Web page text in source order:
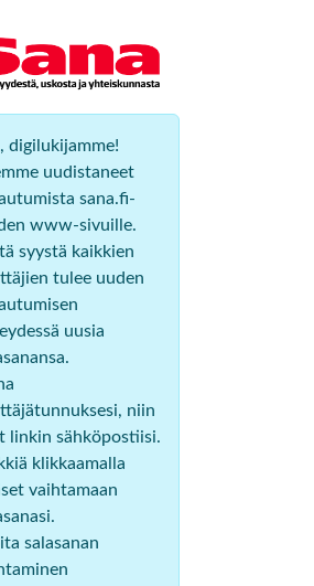
digilukijamme!
uudistaneet
sana.fi-
www-sivuille.
syystä kaikkien
tulee uuden
uusia
niin
linkin sähköpostiisi.
klikkaamalla
vaihtamaan
salasanan